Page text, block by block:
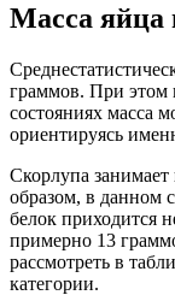
Масса яйца
граммов. При этом
состояниях масса
ориентируясь
Скорлупа
образом, в данном
белок приходится
примерно 13
рассмотреть в
категории.